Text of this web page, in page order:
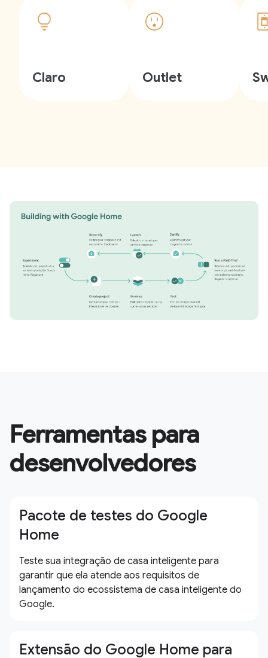
Ferramentas para
desenvolvedores
Pacote de testes do Google
Home
Teste sua integração de casa inteligente para
garantir que ela atende aos requisitos de
lançamento do ecossistema de casa inteligente do
Google.
Extensão do Google Home para